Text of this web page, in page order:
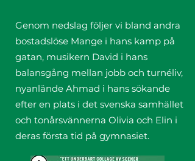
Genom nedslag följer vi bland andra
bostadslöse Mange i hans kamp på
gatan, musikern David i hans
balansgång mellan jobb och turnéliv,
nyanlände Ahmad i hans sökande
efter en plats i det svenska samhället
och tonårsvännerna Olivia och Elin i
deras första tid på gymnasiet.